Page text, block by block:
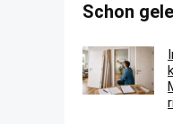
Schon